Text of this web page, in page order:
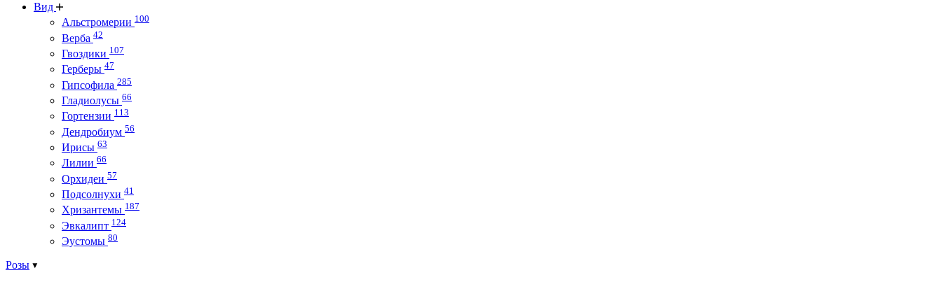
Вид
Альстромерии 100
Верба 42
Гвоздики 107
Герберы 47
Гипсофила 285
Гладиолусы 66
Гортензии 113
Дендробиум 56
Ирисы 63
Лилии 66
Орхидеи 57
Подсолнухи 41
Хризантемы 187
Эвкалипт 124
Эустомы 80
Розы